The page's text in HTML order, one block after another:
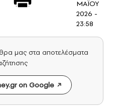
ΜΑΪΟΥ
2026 -
23:58
μας στα αποτελέσματα
on Google